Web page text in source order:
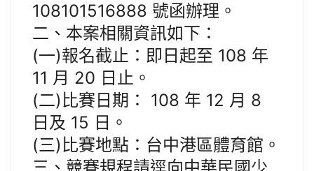
108101516888 號函辦理。
二、本案相關資訊如下：
(一)報名截止：即日起至 108 年
11 月 20 日止。
(二)比賽日期： 108 年 12 月 8
日及 15 日。
(三)比賽地點：台中港區體育館。